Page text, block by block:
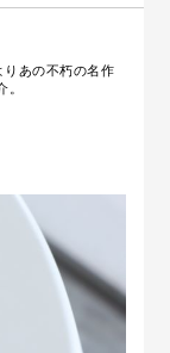
りあの不朽の名作
。